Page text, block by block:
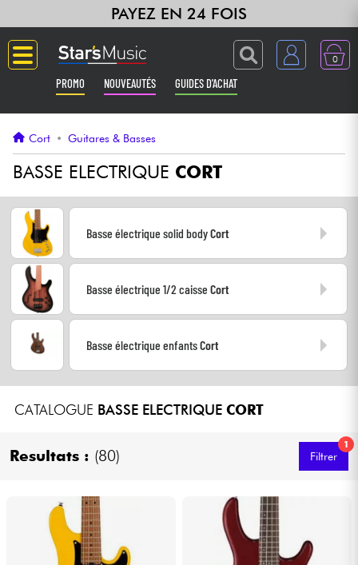
PAYEZ EN 24 FOIS
0
PROMO NOUVEAUTÉS GUIDES D'ACHAT
Guitares & Basses
Amplis & Effets
Synthés & Sampleurs
Casques
Micros & HF
DJ
Sono
Eclairage
Cort • Guitares & Basses
BASSE ELECTRIQUE CORT
Basse électrique solid bodyCort
Basse électrique 1/2 caisseCort
Basse électrique enfantsCort
CATALOGUE BASSE ELECTRIQUE CORT
Resultats : (80)
1
Filtrer